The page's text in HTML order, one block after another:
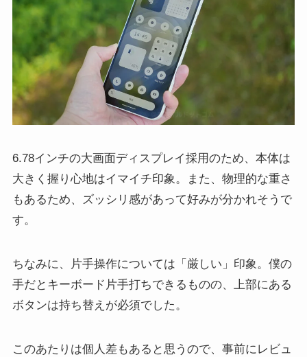
6.78インチの大画面ディスプレイ採用のため、本体は
大きく握り心地はイマイチ印象。また、物理的な重さ
もあるため、ズッシリ感があって好みが分かれそうで
す。
ちなみに、片手操作については「厳しい」印象。僕の
手だとキーボード片手打ちできるものの、上部にある
ボタンは持ち替えが必須でした。
このあたりは個人差もあると思うので、事前にレビュ